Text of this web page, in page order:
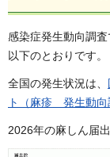
感染症発生動向調
以下のとおりです。
全国の発生状況は、
ト（麻疹 発生動向
2026年の麻しん届